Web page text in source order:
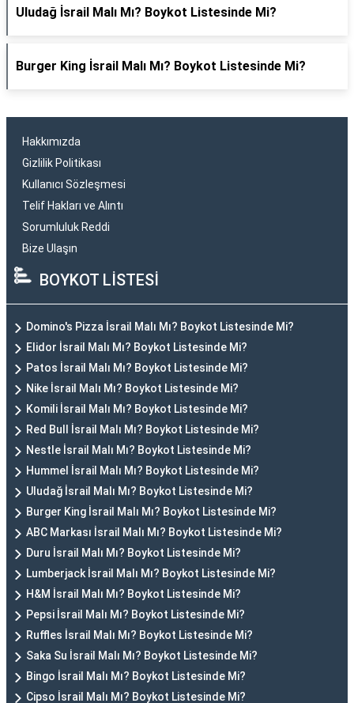
Uludağ İsrail Malı Mı? Boykot Listesinde Mi?
Burger King İsrail Malı Mı? Boykot Listesinde Mi?
Hakkımızda
Gizlilik Politikası
Kullanıcı Sözleşmesi
Telif Hakları ve Alıntı
Sorumluluk Reddi
Bize Ulaşın
BOYKOT LİSTESİ
Domino's Pizza İsrail Malı Mı? Boykot Listesinde Mi?
Elidor İsrail Malı Mı? Boykot Listesinde Mi?
Patos İsrail Malı Mı? Boykot Listesinde Mi?
Nike İsrail Malı Mı? Boykot Listesinde Mi?
Komili İsrail Malı Mı? Boykot Listesinde Mi?
Red Bull İsrail Malı Mı? Boykot Listesinde Mi?
Nestle İsrail Malı Mı? Boykot Listesinde Mi?
Hummel İsrail Malı Mı? Boykot Listesinde Mi?
Uludağ İsrail Malı Mı? Boykot Listesinde Mi?
Burger King İsrail Malı Mı? Boykot Listesinde Mi?
ABC Markası İsrail Malı Mı? Boykot Listesinde Mi?
Duru İsrail Malı Mı? Boykot Listesinde Mi?
Lumberjack İsrail Malı Mı? Boykot Listesinde Mi?
H&M İsrail Malı Mı? Boykot Listesinde Mi?
Pepsi İsrail Malı Mı? Boykot Listesinde Mi?
Ruffles İsrail Malı Mı? Boykot Listesinde Mi?
Saka Su İsrail Malı Mı? Boykot Listesinde Mi?
Bingo İsrail Malı Mı? Boykot Listesinde Mi?
Cipso İsrail Malı Mı? Boykot Listesinde Mi?